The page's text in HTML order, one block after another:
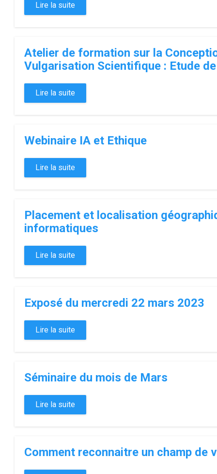
Lire la suite
Atelier de formation sur la
Vulgarisation Scientifique : Etude
Lire la suite
Webinaire IA et Ethique
Lire la suite
Placement et localisation
informatiques
Lire la suite
Exposé du mercredi 22 mars 2023
Lire la suite
Séminaire du mois de Mars
Lire la suite
Comment reconnaitre un champ de